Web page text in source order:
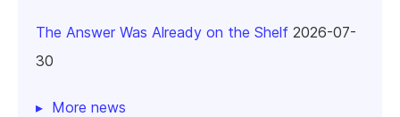
The Answer Was Already on the Shelf 2026-07-
30
More news